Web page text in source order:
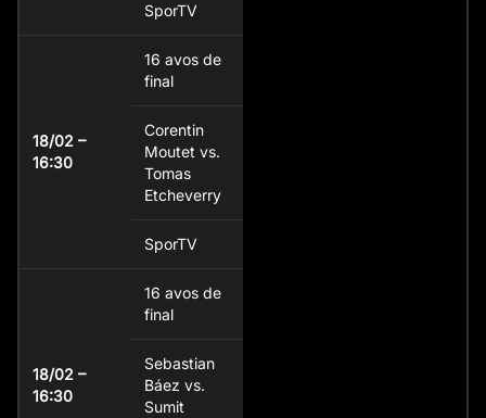
SporTV
18/02 –
16:30
16 avos de
final
Corentin
Moutet vs.
Tomas
Etcheverry
SporTV
18/02 –
16:30
16 avos de
final
Sebastian
Báez vs.
Sumit